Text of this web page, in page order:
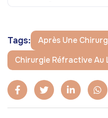
Tags:
Après Une
Chirurgie Réfractive Au